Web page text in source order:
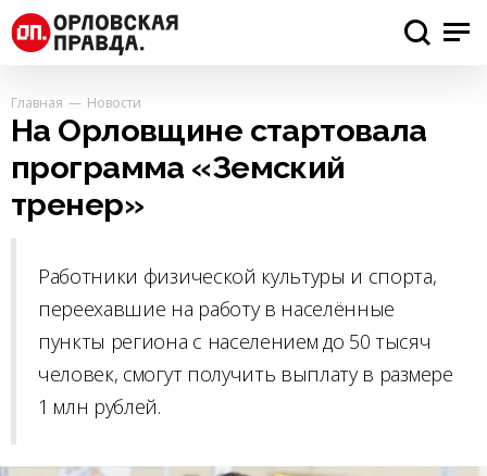
Главная Новости
На Орловщине стартовала
программа «Земский
тренер»
Работники физической культуры и спорта,
переехавшие на работу в населённые
пункты региона с населением до 50 тысяч
человек, смогут получить выплату в размере
1 млн рублей.